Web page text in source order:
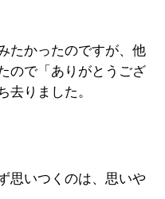
たかったのですが、他
ので「ありがとうござ
去りました。
思いつくのは、思いや